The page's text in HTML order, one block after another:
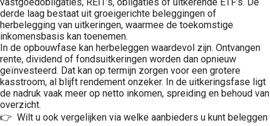
derde laag bestaat uit groeigerichte beleggingen of
herbelegging van uitkeringen, waarmee de toekomstige
inkomensbasis kan toenemen.
In de opbouwfase kan herbeleggen waardevol zijn. Ontvangen
rente, dividend of fondsuitkeringen worden dan opnieuw
geïnvesteerd. Dat kan op termijn zorgen voor een grotere
kasstroom, al blijft rendement onzeker. In de uitkeringsfase ligt
de nadruk vaak meer op netto inkomen, spreiding en behoud van
overzicht.
👉 Wilt u ook vergelijken via welke aanbieders u kunt beleggen